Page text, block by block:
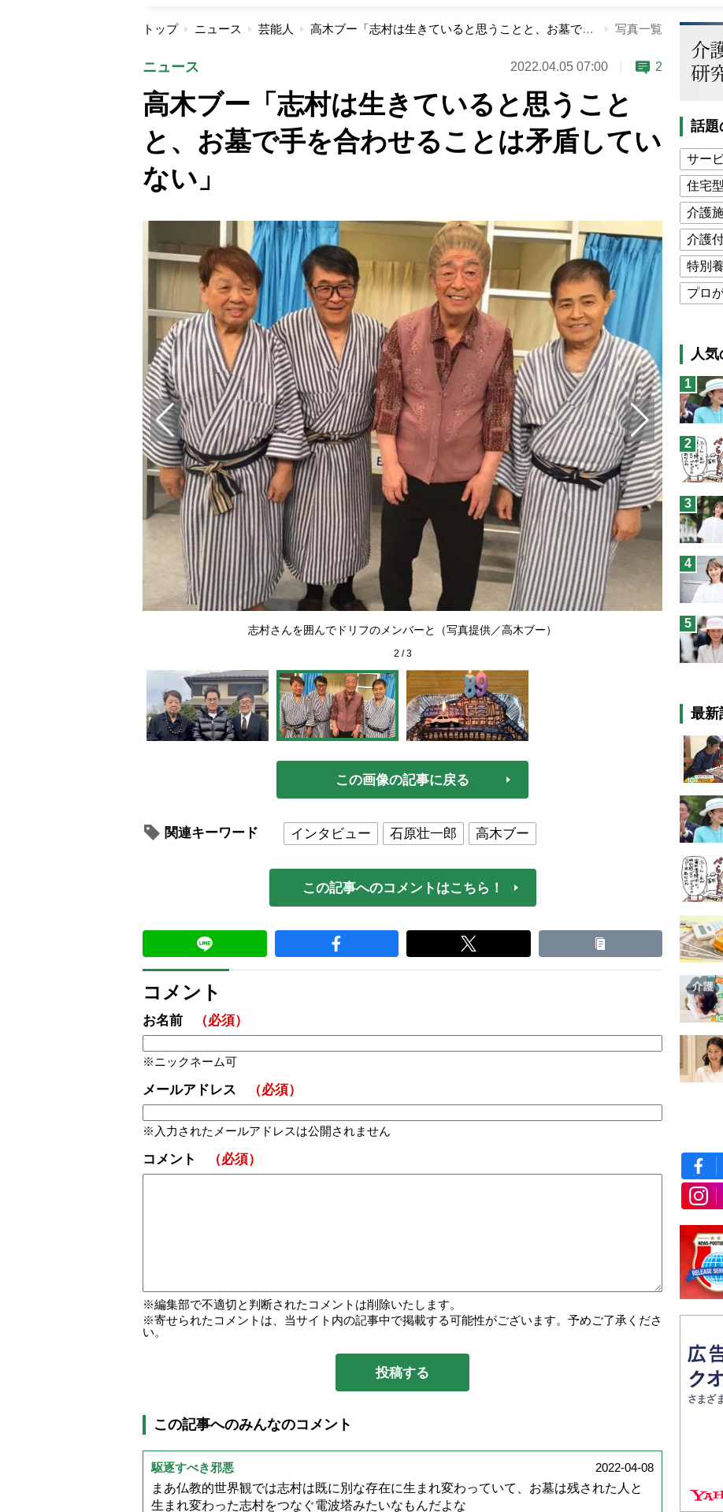
トップ ニュース 芸能人 高木ブー「志村は生きていると思うことと、お墓で手を合わせることは矛盾していない」 写真一覧
ニュース 2022.04.05 07:00 2
高木ブー「志村は生きていると思うこと
と、お墓で手を合わせることは矛盾してい
ない」
志村さんを囲んでドリフのメンバーと（写真提供／高木ブー）
ドリフタ
に
2 /3
この画像の記事に戻る
関連キーワード インタビュー 石原壮一郎 高木ブー
この記事へのコメントはこちら！
コメント
お名前 （必須）
ニックネーム可
メールアドレス （必須）
入力されたメールアドレスは公開されません
コメント （必須）
編集部で不適切と判断されたコメントは削除いたします。
寄せられたコメントは、当サイト内の記事中で掲載する可能性がございます。予めご了承くださ
い。
この記事へのみんなのコメント
駆逐すべき邪悪
2022-04-08
まあ仏教的世界観では志村は既に別な存在に生まれ変わっていて、お墓は残された人と
生まれ変わった志村をつなぐ電波塔みたいなもんだよな
話題
サー
住宅
介護
介護
特別
プロ
高木
猫が
息子
兄が
予防
人
1
2
3
4
5
最新